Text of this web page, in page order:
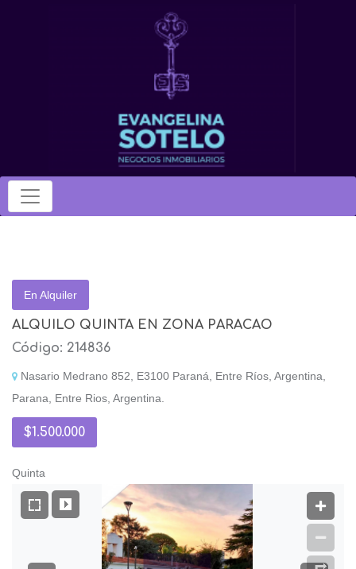
En Alquiler
ALQUILO QUINTA EN ZONA PARACAO
Código: 214836
Nasario Medrano 852, E3100 Paraná, Entre Ríos, Argentina,
Parana, Entre Rios, Argentina.
$1.500.000
Quinta